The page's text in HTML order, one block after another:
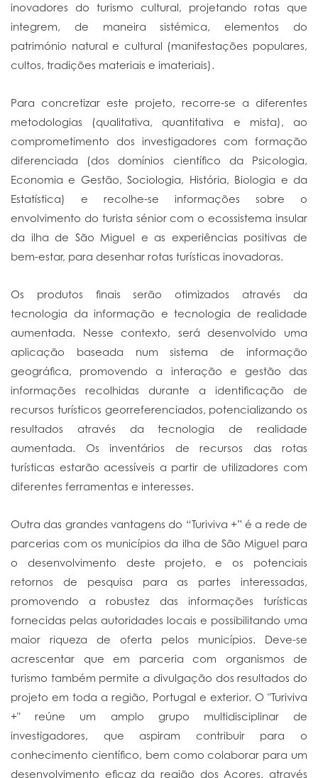
inovadores do turismo cultural, projetando rotas que
integrem, de maneira sistémica, elementos do
património natural e cultural (manifestações populares,
cultos, tradições materiais e imateriais).
Para concretizar este projeto, recorre-se a diferentes
metodologias (qualitativa, quantitativa e mista), ao
comprometimento dos investigadores com formação
diferenciada (dos domínios científico da Psicologia,
Economia e Gestão, Sociologia, História, Biologia e da
Estatística) e recolhe-se informações sobre o
envolvimento do turista sénior com o ecossistema insular
da ilha de São Miguel e as experiências positivas de
bem-estar, para desenhar rotas turísticas inovadoras.
Os produtos finais serão otimizados através da
tecnologia da informação e tecnologia de realidade
aumentada. Nesse contexto, será desenvolvido uma
aplicação baseada num sistema de informação
geográfica, promovendo a interação e gestão das
informações recolhidas durante a identificação de
recursos turísticos georreferenciados, potencializando os
resultados através da tecnologia de realidade
aumentada. Os inventários de recursos das rotas
turísticas estarão acessíveis a partir de utilizadores com
diferentes ferramentas e interesses.
Outra das grandes vantagens do “Turiviva +” é a rede de
parcerias com os municípios da ilha de São Miguel para
o desenvolvimento deste projeto, e os potenciais
retornos de pesquisa para as partes interessadas,
promovendo a robustez das informações turísticas
fornecidas pelas autoridades locais e possibilitando uma
maior riqueza de oferta pelos municípios. Deve-se
acrescentar que em parceria com organismos de
turismo também permite a divulgação dos resultados do
projeto em toda a região, Portugal e exterior. O "Turiviva
+" reúne um amplo grupo multidisciplinar de
investigadores, que aspiram contribuir para o
conhecimento científico, bem como colaborar para um
desenvolvimento eficaz da região dos Açores, através